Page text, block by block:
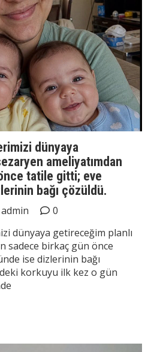
dünyaya
ameliyatımdan
tatile gitti; eve
bağı çözüldü.
admin
0
dünyaya getireceğim planlı
sadece birkaç gün önce
ise dizlerinin bağı
korkuyu ilk kez o gün